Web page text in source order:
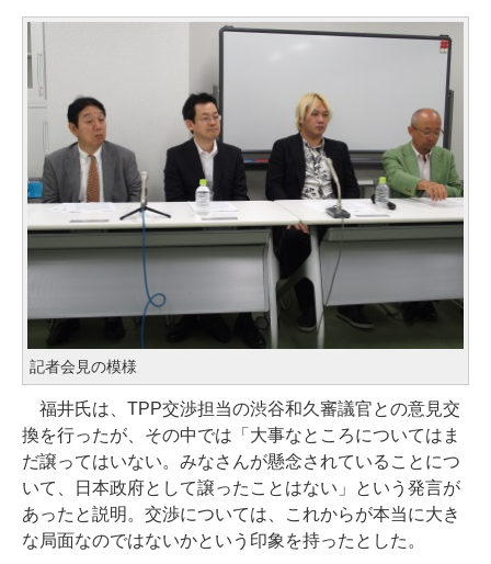
記者会見の模様
福井氏は、TPP交渉担当の渋谷和久審議官との意見交
換を行ったが、その中では「大事なところについてはま
だ譲ってはいない。みなさんが懸念されていることにつ
いて、日本政府として譲ったことはない」という発言が
あったと説明。交渉については、これからが本当に大き
な局面なのではないかという印象を持ったとした。